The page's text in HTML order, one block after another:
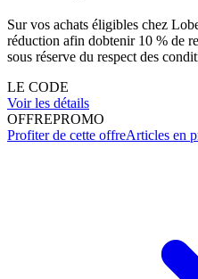
Sur vos achats éligibles chez
réduction afin dobtenir 10 % de
sous réserve du respect des
LE CODE
Voir les détails
OFFREPROMO
Profiter de cette offreArticles en